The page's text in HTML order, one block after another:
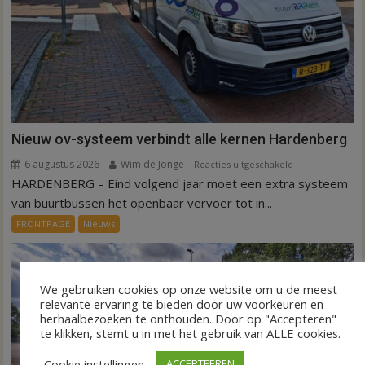
Nieuw ov-systeem verbindt alle kernen Hardenberg
6 augustus 2026 Wim de Jonge Reacties uitgeschakeld
Nieuw
alle
Hardenberg
HARDENBERG – Eind volgend jaar moet een extra systeem
van buurtbussen het openbaar vervoer tot in...
FRONTPAGE Nieuws
We gebruiken cookies op onze website om u de meest
relevante ervaring te bieden door uw voorkeuren en
herhaalbezoeken te onthouden. Door op "Accepteren"
te klikken, stemt u in met het gebruik van ALLE cookies.